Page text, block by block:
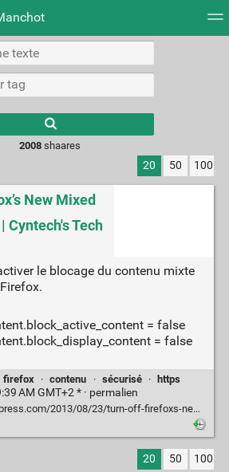
d'images
2008 shaares
20 50 100
New Mixed
Cyntech's Tech
le blocage du contenu mixte
= false
= false
firefox · contenu · sécurisé · https
AM GMT+2 * · permalien
2013/08/23/turn-off-firefoxs-new-mixed-content-blocker/
20 50 100